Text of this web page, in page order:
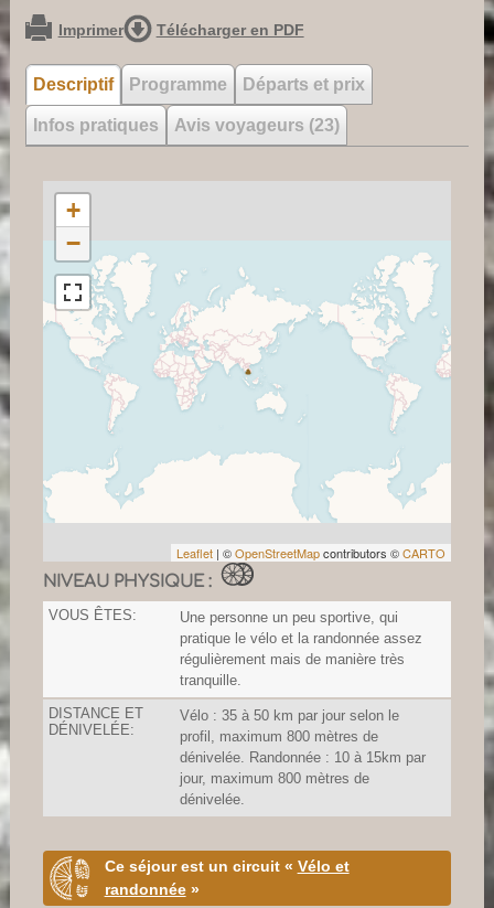
Imprimer Télécharger en PDF
Descriptif Programme Départs et prix
Infos pratiques Avis voyageurs (23)
+
−
Leaflet | ©OpenStreetMapcontributors ©CARTO
NIVEAU PHYSIQUE :
VOUS ÊTES:
Une personne un peu sportive, qui
pratique le vélo et la randonnée assez
régulièrement mais de manière très
tranquille.
DISTANCE ET
DÉNIVELÉE:
Vélo : 35 à 50 km par jour selon le
profil, maximum 800 mètres de
dénivelée. Randonnée : 10 à 15km par
jour, maximum 800 mètres de
dénivelée.
Ce séjour est un circuit « Vélo et
randonnée»